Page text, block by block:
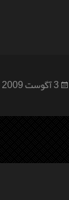
ارسال
در
3 آگوست 2009